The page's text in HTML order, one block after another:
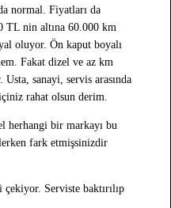
normal. Fiyatları da
TL nin altına 60.000 km
oluyor. Ön kaput boyalı
Fakat dizel ve az km
sanayi, servis arasında
rahat olsun derim.
herhangi bir markayı bu
fark etmişsinizdir
Serviste baktırılıp